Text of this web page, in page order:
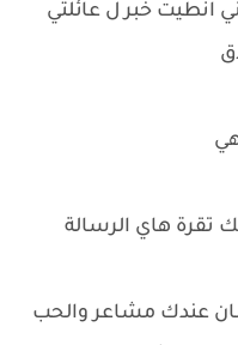
انطيت خبر ل عائلتي
هاي الرسالة
عندك مشاعر والحب